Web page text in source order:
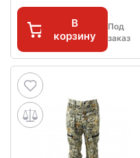
В
корзину
Под
заказ